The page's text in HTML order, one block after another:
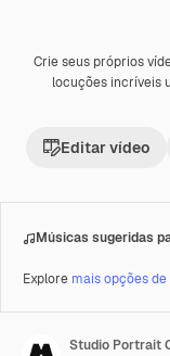
Crie seus próprios
locuções incríveis
Editar vídeo
Músicas sugeridas
Explore mais opções